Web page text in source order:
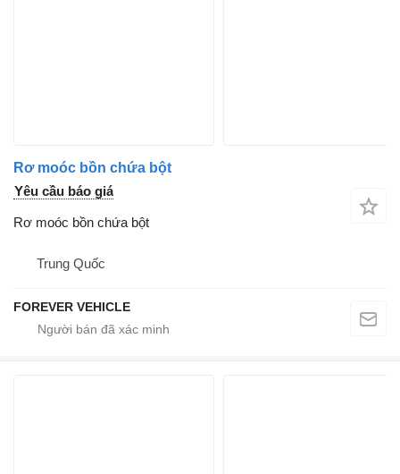
Rơ moóc bồn chứa bột
Yêu cầu báo giá
Rơ moóc bồn chứa bột
Trung Quốc
FOREVER VEHICLE